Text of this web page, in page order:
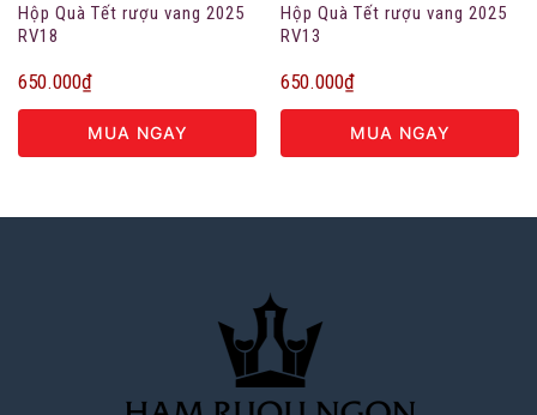
Hộp Quà Tết rượu vang 2025
RV18
650.000₫
MUA NGAY
Hộp Quà Tết rượu vang 2025
RV13
650.000₫
MUA NGAY